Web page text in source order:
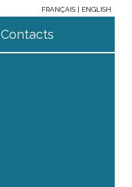
FRANÇAIS
ENGLISH
Contacts